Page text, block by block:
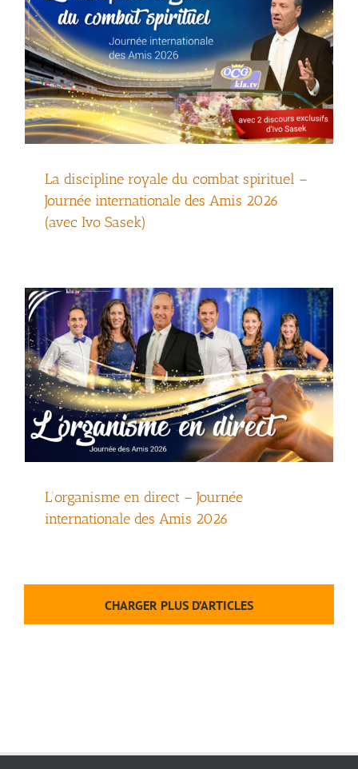
La discipline royale du combat spirituel –
Journée internationale des Amis 2026
(avec Ivo Sasek)
L’organisme en direct – Journée
internationale des Amis 2026
L’organisme en direct – Journée
internationale des Amis 2026
CHARGER PLUS D’ARTICLES